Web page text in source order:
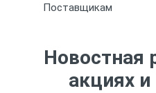
Поставщикам
Новостная
акциях